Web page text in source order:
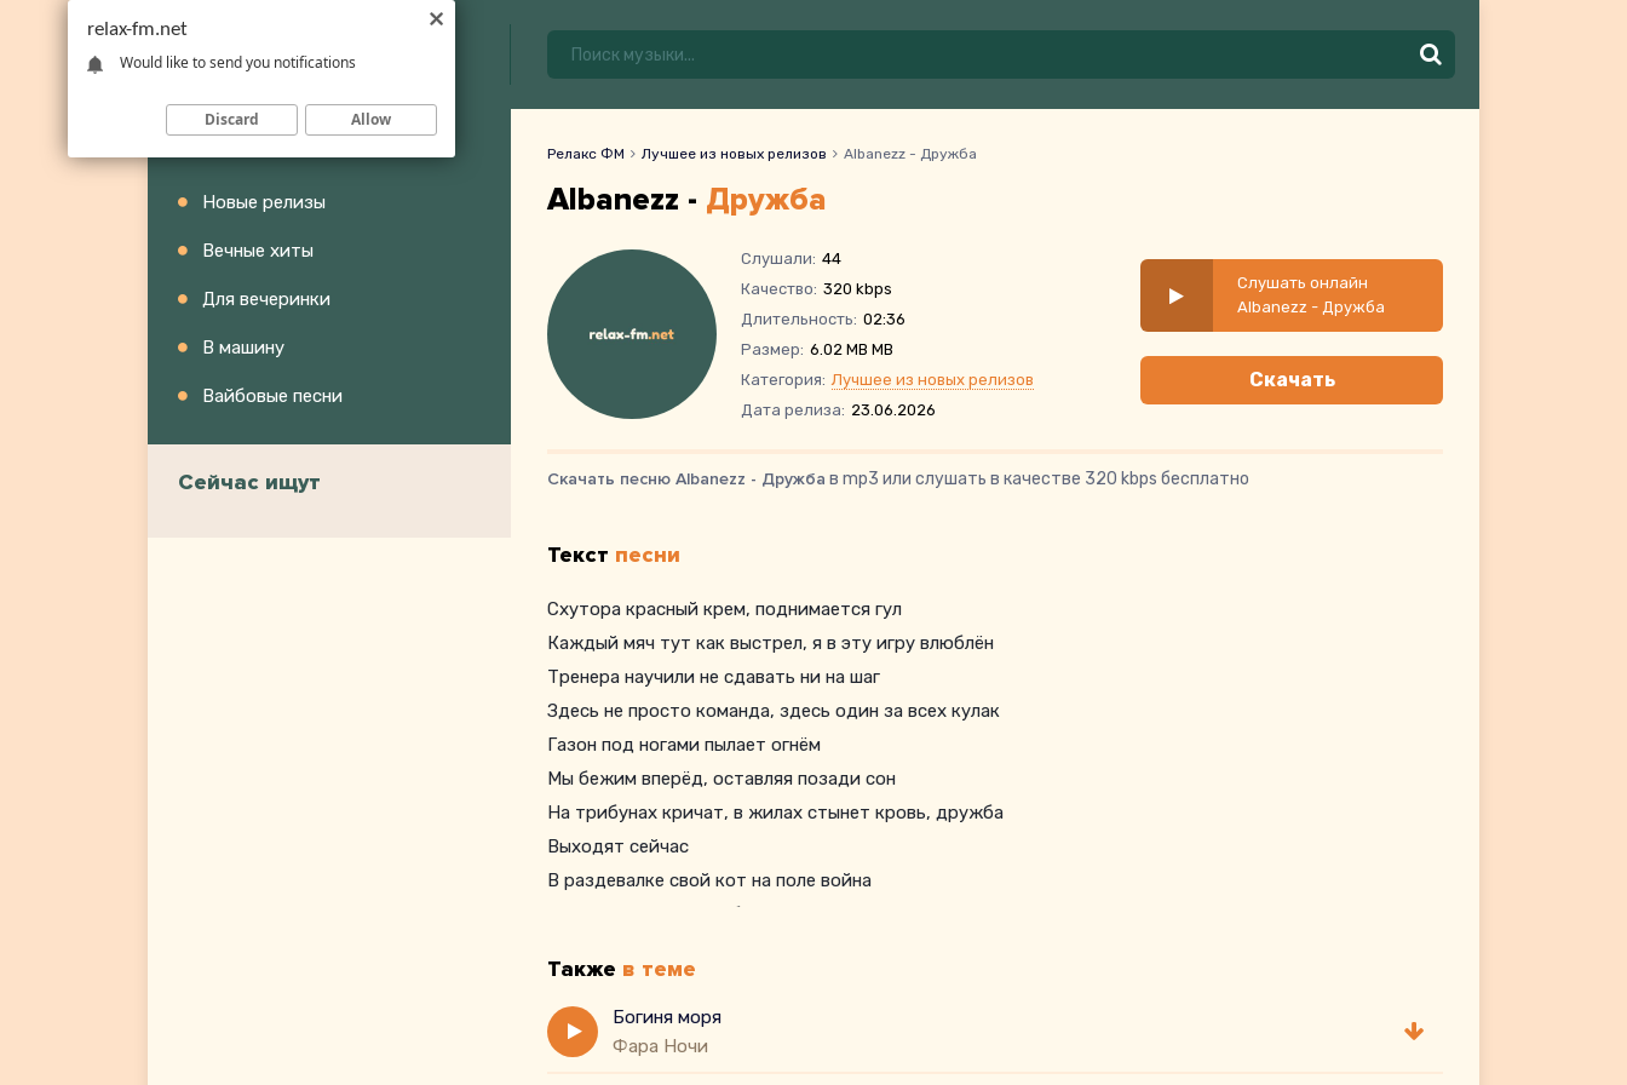
Новые релизы
Вечные хиты
Для вечеринки
В машину
Вайбовые песни
Сейчас ищут
Релакс ФМ Лучшее из новых релизов Albanezz - Дружба
Albanezz - Дружба
Слушали: 44
Качество: 320 kbps
Длительность: 02:36
Размер: 6.02 MB MB
Категория: Лучшее из новых релизов
Дата релиза: 23.06.2026
Слушать онлайн
Albanezz - Дружба
Скачать
Скачать песню Albanezz - Дружба в mp3 или слушать в качестве 320 kbps бесплатно
Текст песни
Схутора красный крем, поднимается гул
Каждый мяч тут как выстрел, я в эту игру влюблён
Тренера научили не сдавать ни на шаг
Здесь не просто команда, здесь один за всех кулак
Газон под ногами пылает огнём
Мы бежим вперёд, оставляя позади сон
На трибунах кричат, в жилах стынет кровь, дружба
Выходят сейчас
В раздевалке свой кот на поле война
Тренер ходит вдоль бровки, не дрогнет спина
Здесь вратарь защищает ворота как аспас
На фланг разворот и удар в девятку
Мы забили всем тем, кто хотел взять подкладку
Также в теме
Богиня моря
Фара Ночи
relax-fm.net
Would like to send you notifications
Discard Allow